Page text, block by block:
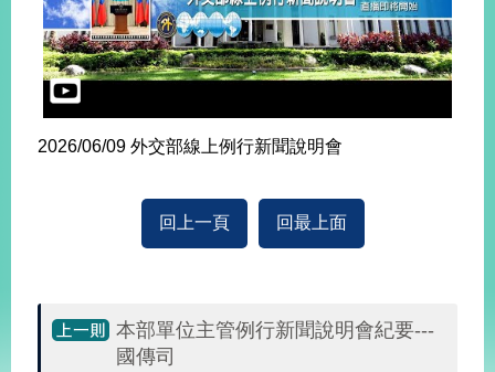
2026/06/09 外交部線上例行新聞說明會
回上一頁 回最上面
本部單位主管例行新聞說明會紀要---
國傳司